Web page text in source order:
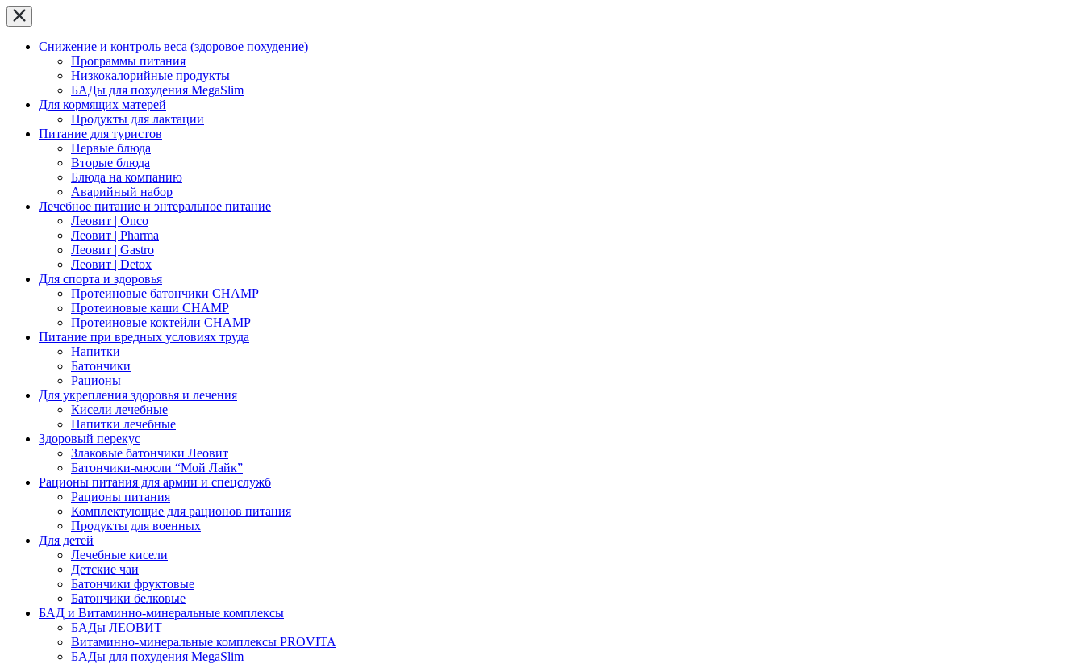
Снижение и контроль веса (здоровое похудение)
Программы питания
Низкокалорийные продукты
БАДы для похудения MegaSlim
Для кормящих матерей
Продукты для лактации
Питание для туристов
Первые блюда
Вторые блюда
Блюда на компанию
Аварийный набор
Лечебное питание и энтеральное питание
Леовит | Onco
Леовит | Pharma
Леовит | Gastro
Леовит | Detox
Для спорта и здоровья
Протеиновые батончики CHAMP
Протеиновые каши CHAMP
Протеиновые коктейли CHAMP
Питание при вредных условиях труда
Напитки
Батончики
Рационы
Для укрепления здоровья и лечения
Кисели лечебные
Напитки лечебные
Здоровый перекус
Злаковые батончики Леовит
Батончики-мюсли “Мой Лайк”
Рационы питания для армии и спецслужб
Рационы питания
Комплектующие для рационов питания
Продукты для военных
Для детей
Лечебные кисели
Детские чаи
Батончики фруктовые
Батончики белковые
БАД и Витаминно-минеральные комплексы
БАДы ЛЕОВИТ
Витаминно-минеральные комплексы PROVITA
БАДы для похудения MegaSlim